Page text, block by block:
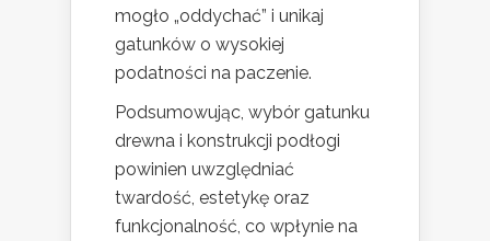
mogło „oddychać” i unikaj
gatunków o wysokiej
podatności na paczenie.
Podsumowując, wybór gatunku
drewna i konstrukcji podłogi
powinien uwzględniać
twardość, estetykę oraz
funkcjonalność, co wpłynie na